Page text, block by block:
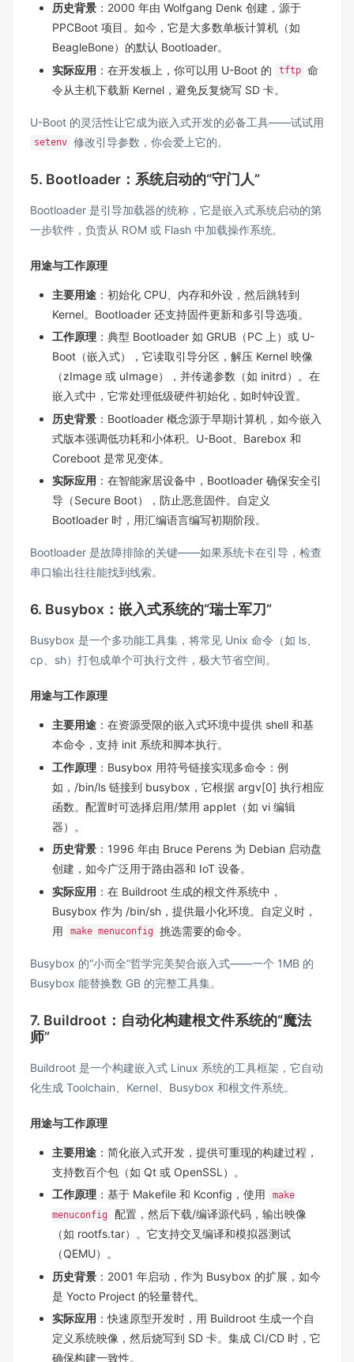
历史背景 ：2000 年由 Wolfgang Denk 创建，源于
PPCBoot 项目。如今，它是大多数单板计算机（如
BeagleBone）的默认 Bootloader。
实际应用 ：在开发板上，你可以用 U-Boot 的 tftp 命
令从主机下载新 Kernel，避免反复烧写 SD 卡。
U-Boot 的灵活性让它成为嵌入式开发的必备工具——试试用
setenv 修改引导参数，你会爱上它的。
5. Bootloader：系统启动的“守门人”
Bootloader 是引导加载器的统称，它是嵌入式系统启动的第
一步软件，负责从 ROM 或 Flash 中加载操作系统。
用途与工作原理
主要用途 ：初始化 CPU、内存和外设，然后跳转到
Kernel。Bootloader 还支持固件更新和多引导选项。
工作原理 ：典型 Bootloader 如 GRUB（PC 上）或 U-
Boot（嵌入式），它读取引导分区，解压 Kernel 映像
（zImage 或 uImage），并传递参数（如 initrd）。在
嵌入式中，它常处理低级硬件初始化，如时钟设置。
历史背景 ：Bootloader 概念源于早期计算机，如今嵌入
式版本强调低功耗和小体积。U-Boot、Barebox 和
Coreboot 是常见变体。
实际应用 ：在智能家居设备中，Bootloader 确保安全引
导（Secure Boot），防止恶意固件。自定义
Bootloader 时，用汇编语言编写初期阶段。
Bootloader 是故障排除的关键——如果系统卡在引导，检查
串口输出往往能找到线索。
6. Busybox：嵌入式系统的“瑞士军刀”
Busybox 是一个多功能工具集，将常见 Unix 命令（如 ls、
cp、sh）打包成单个可执行文件，极大节省空间。
用途与工作原理
主要用途 ：在资源受限的嵌入式环境中提供 shell 和基
本命令，支持 init 系统和脚本执行。
工作原理 ：Busybox 用符号链接实现多命令：例
如，/bin/ls 链接到 busybox，它根据 argv[0] 执行相应
函数。配置时可选择启用/禁用 applet（如 vi 编辑
器）。
历史背景 ：1996 年由 Bruce Perens 为 Debian 启动盘
创建，如今广泛用于路由器和 IoT 设备。
实际应用 ：在 Buildroot 生成的根文件系统中，
Busybox 作为 /bin/sh，提供最小化环境。自定义时，
用
make menuconfig 挑选需要的命令。
Busybox 的“小而全”哲学完美契合嵌入式——一个 1MB 的
Busybox 能替换数 GB 的完整工具集。
7. Buildroot：自动化构建根文件系统的“魔法
师”
Buildroot 是一个构建嵌入式 Linux 系统的工具框架，它自动
化生成 Toolchain、Kernel、Busybox 和根文件系统。
用途与工作原理
主要用途 ：简化嵌入式开发，提供可重现的构建过程，
支持数百个包（如 Qt 或 OpenSSL）。
工作原理 ：基于 Makefile 和 Kconfig，使用
make
menuconfig
配置，然后下载/编译源代码，输出映像
（如 rootfs.tar）。它支持交叉编译和模拟器测试
（QEMU）。
历史背景 ：2001 年启动，作为 Busybox 的扩展，如今
是 Yocto Project 的轻量替代。
实际应用 ：快速原型开发时，用 Buildroot 生成一个自
定义系统映像，然后烧写到 SD 卡。集成 CI/CD 时，它
确保构建一致性。